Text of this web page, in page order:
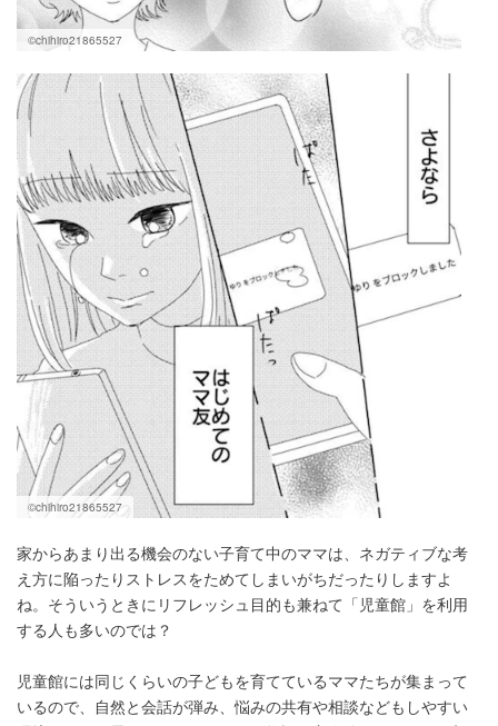
©chihiro21865527
©chihiro21865527
家からあまり出る機会のない子育て中のママは、ネガティブな考
え方に陥ったりストレスをためてしまいがちだったりしますよ
ね。そういうときにリフレッシュ目的も兼ねて「児童館」を利用
する人も多いのでは？
児童館には同じくらいの子どもを育てているママたちが集まって
いるので、自然と会話が弾み、悩みの共有や相談などもしやすい